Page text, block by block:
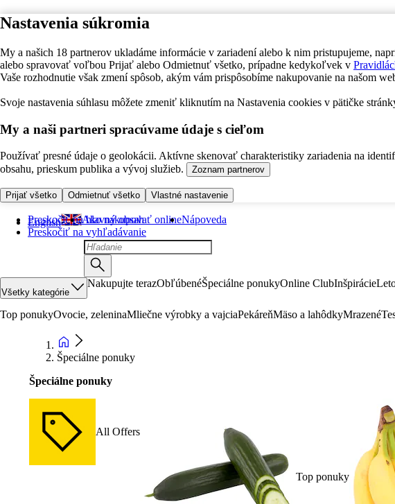
Nastavenia súkromia
My a našich 18 partnerov ukladáme informácie v zariadení alebo k nim pristupujeme,
alebo spravovať voľbou Prijať alebo Odmietnuť všetko, prípadne kedykoľvek v
Vaše rozhodnutie však zmení spôsob, akým vám prispôsobíme nakupovanie na našom
Svoje nastavenia súhlasu môžete zmeniť kliknutím na Nastavenia cookies v pätičke
My a naši partneri spracúvame údaje s cieľom
Používať presné údaje o geolokácii. Aktívne skenovať charakteristiky zariadenia na
obsahu, prieskum publika a vývoj služieb.
Zoznam partnerov
Prijať všetko Odmietnuť všetko Vlastné nastavenie
Preskočiť na hlavný obsah
Preskočiť na vyhľadávanie
English Ako nakupovať onlineNápoveda
Všetky kategórie
Nakupujte terazObľúbenéŠpeciálne ponukyOnline ClubInšpirácie
Top ponukyOvocie, zeleninaMliečne výrobky a vajciaPekáreňMäso a lahôdkyMrazené
Špeciálne ponuky
Špeciálne ponuky
All Offers
Top ponuky